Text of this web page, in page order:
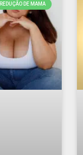
REDUÇÃO DE MAMA